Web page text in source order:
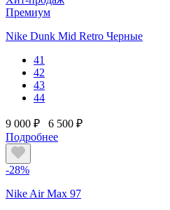
Премиум
Nike Dunk Mid Retro Черные
41
42
43
44
9 000 ₽
6 500 ₽
Подробнее
-28%
Nike Air Max 97